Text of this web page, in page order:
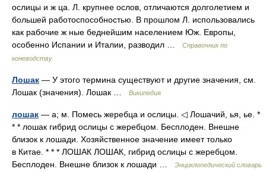
ослицы и ж ца. Л. крупнее ослов, отличаются долголетием и
большей работоспособностью. В прошлом Л. использовались
как рабочие ж ные беднейшим населением Юж. Европы,
особенно Испании и Италии, разводил …
Справочник по
коневодству
Лошак — У этого термина существуют и другие значения, см.
Лошак (значения). Лошак …
Википедия
лошак — а; м. Помесь жеребца и ослицы. ◁ Лошачий, ья, ье. *
* * лошак гибрид ослицы с жеребцом. Бесплоден. Внешне
близок к лошади. Хозяйственное значение имеет только
в Китае. * * * ЛОШАК ЛОШАК, гибрид ослицы с жеребцом.
Бесплоден. Внешне близок к лошади …
Энциклопедический словарь